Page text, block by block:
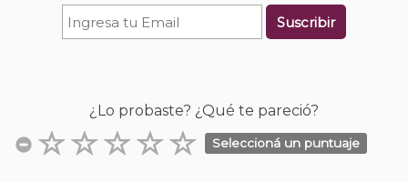
Suscribir
¿Lo probaste? ¿Qué te pareció?
Seleccioná un puntuaje